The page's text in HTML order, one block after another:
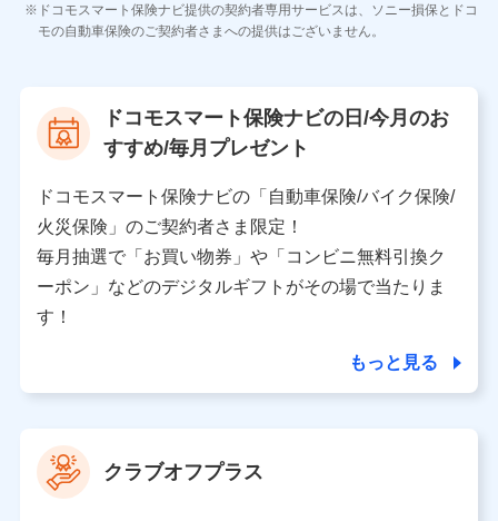
当社
当社又は株式会社NTTドコモが提供する保険関連サービ
スにおけるユーザ登録受付および管理のため
を受けている保険会社・提携会社の保険その他に関する
情報を提供するため、また維持管理等の委託業務遂行の
ため、またそれらに付帯、関連する当社、株式会社NTT
ドコモおよび提携会社のサービスを案内、提供するため
（各サービスで取得したサービス利用履歴、ウェブサイ
トの閲覧履歴、購買履歴、ご契約内容等のパーソナルデ
ータを分析して、お客さまの趣味・嗜好・傾向に応じた
上記に係る案内・手続き・管理等付帯業務を行うため
【当該個人データの管理について責任を有する者の名称・住
所・代表者名】
ドコモスマート保険ナビ提供の契約者専用サービスは、ソニー損保とドコ
モの自動車保険のご契約者さまへの提供はございません。
ドコモスマート保険ナビの日/今月のお
すすめ/毎月プレゼント
ドコモスマート保険ナビの「自動車保険/バイク保険/
火災保険」のご契約者さま限定！
毎月抽選で「お買い物券」や「コンビニ無料引換ク
ーポン」などのデジタルギフトがその場で当たりま
す！
もっと見る
クラブオフプラス